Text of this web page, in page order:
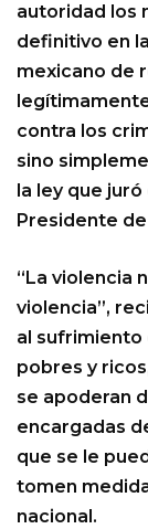
autoridad los
definitivo en
mexicano de
contra los
sino
la ley que
Presidente
“La violencia
violencia”,
al sufrimiento
pobres y
se apoderan
encargadas
que se le
tomen
nacional.